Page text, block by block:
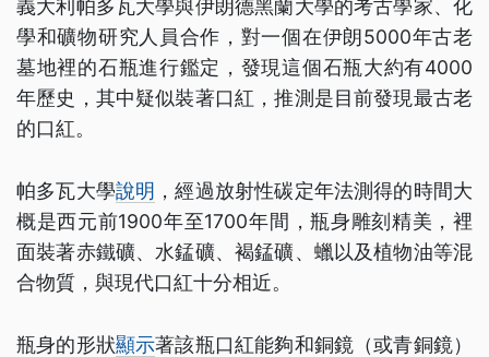
義大利帕多瓦大學與伊朗德黑蘭大學的考古學家、化
學和礦物研究人員合作，對一個在伊朗5000年古老
墓地裡的石瓶進行鑑定，發現這個石瓶大約有4000
年歷史，其中疑似裝著口紅，推測是目前發現最古老
的口紅。
帕多瓦大學說明 ，經過放射性碳定年法測得的時間大
概是西元前1900年至1700年間，瓶身雕刻精美，裡
面裝著赤鐵礦、水錳礦、褐錳礦、蠟以及植物油等混
合物質，與現代口紅十分相近。
瓶身的形狀顯示著該瓶口紅能夠和銅鏡（或青銅鏡）